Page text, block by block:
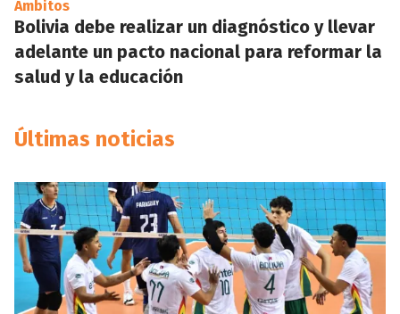
Ámbitos
Bolivia debe realizar un diagnóstico y llevar
adelante un pacto nacional para reformar la
salud y la educación
Últimas noticias